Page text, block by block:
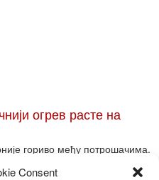
Consent
огрев расте на
гориво међу потрошачима.